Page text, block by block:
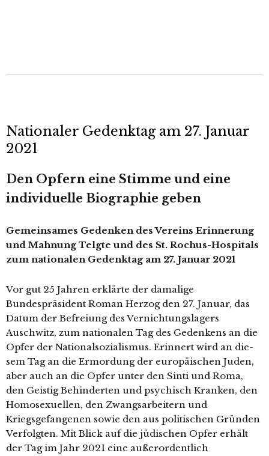
Nationaler Gedenktag am 27. Januar
2021
Den Opfern eine Stimme und eine
indi­vi­du­el­le Biographie geben
Gemeinsames Gedenken des Vereins Erinnerung
und Mahnung Telgte und des St. Rochus-Hospitals
zum natio­na­len Gedenktag am 27. Januar 2021
Vor gut 25 Jahren erklär­te der dama­li­ge
Bundespräsident Roman Herzog den 27. Januar, das
Datum der Befreiung des Vernichtungslagers
Auschwitz, zum natio­na­len Tag des Gedenkens an die
Opfer der Nationalsozialismus. Erinnert wird an die­
sem Tag an die Ermordung der euro­päi­schen Juden,
aber auch an die Opfer unter den Sinti und Roma,
den Geistig Behinderten und psy­chisch Kranken, den
Homosexuellen, den Zwangsarbeitern und
Kriegsgefangenen sowie den aus poli­ti­schen Gründen
Verfolgten. Mit Blick auf die jüdi­schen Opfer erhält
der Tag im Jahr 2021 eine außer­or­dent­lich